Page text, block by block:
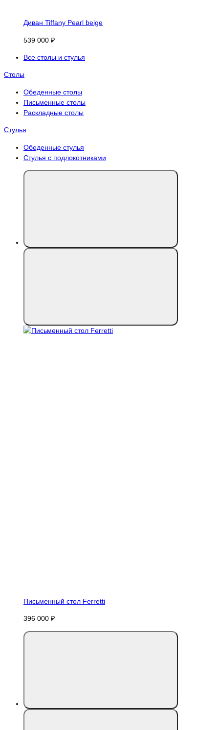
Диван Tiffany Pearl beige
539 000 ₽
Все столы и стулья
Столы
Обеденные столы
Письменные столы
Раскладные столы
Стулья
Обеденные стулья
Стулья с подлокотниками
Письменный стол Ferretti
396 000 ₽